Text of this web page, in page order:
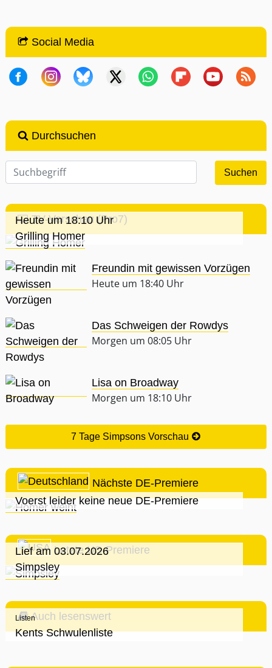
Social Media
Durchsuchen
TV-Vorschau (Pro7)
Heute um 18:10 Uhr
Grilling Homer
Freundin mit gewissen Vorzügen
Heute um 18:40 Uhr
Das Schweigen der Rowdys
Morgen um 08:05 Uhr
Lisa on Broadway
Morgen um 18:10 Uhr
7 Tage Simpsons Vorschau
Nächste DE-Premiere
Voerst leider keine neue DE-Premiere
Letzte US-Premiere
Lief am 03.07.2026
Simpsley
Auch lesenswert
Listen
Kents Schwulenliste